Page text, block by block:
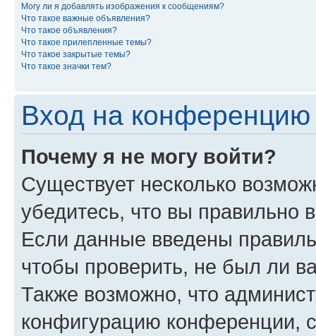
Могу ли я добавлять изображения к сообщениям?
Что такое важные объявления?
Что такое объявления?
Что такое прилепленные темы?
Что такое закрытые темы?
Что такое значки тем?
Вход на конференцию
Почему я не могу войти?
Существует несколько
убедитесь, что вы правильно
Если данные введены
чтобы проверить, не был ли
Также возможно, что
конфигурацию конференции,